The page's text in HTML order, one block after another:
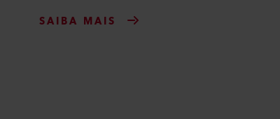
SAIBA MAIS